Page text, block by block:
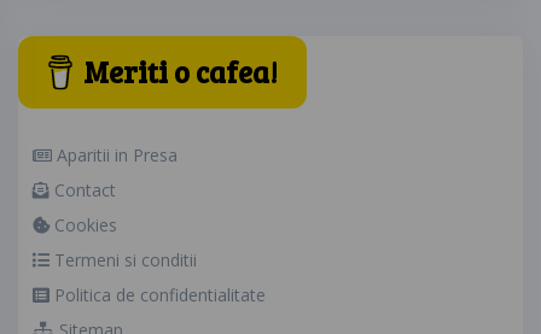
Meriti o cafea!
Aparitii in Presa
Contact
Cookies
Termeni si conditii
Politica de confidentialitate
Sitemap